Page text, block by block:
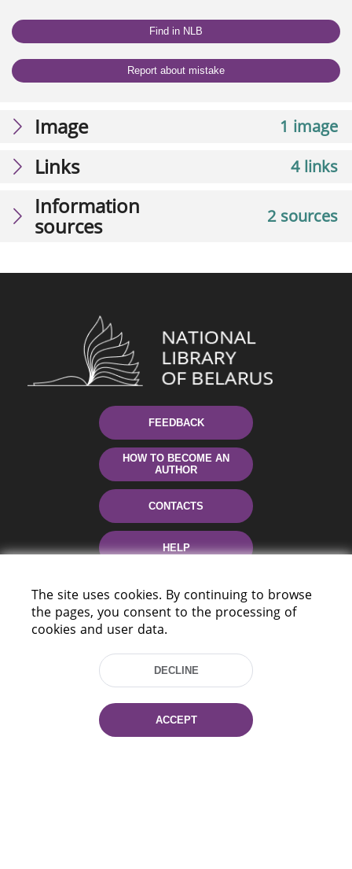
Find in NLB
Report about mistake
1 image
Image
4 links
Links
2 sources
Information
sources
FEEDBACK
HOW TO BECOME AN
AUTHOR
CONTACTS
HELP
Tel.: (+375 17) 368 37 37
The site uses cookies. By continuing to browse
the pages, you consent to the processing of
cookies and user data.
DECLINE
ACCEPT